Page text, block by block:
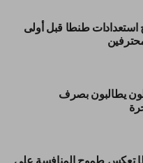
طنطا قبل أولى
يطالبون بصرف
تعكس طموح المنافسة على